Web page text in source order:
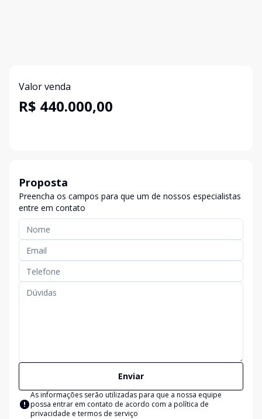
Valor venda
R$ 440.000,00
Proposta
Preencha os campos para que um de nossos especialistas
entre em contato
Enviar
As informações serão utilizadas para que a nossa equipe
possa entrar em contato de acordo com a política de
privacidade e termos de serviço